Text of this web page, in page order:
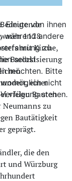
1128
mit Kirche,
Barockisierung
einer
vielen Bauten
zu
Bautätigkeit
geprägt.
die den
und Würzburg
Einige von ihnen
während andere
zu
selbst
möchten. Bitte
nicht
stehen.